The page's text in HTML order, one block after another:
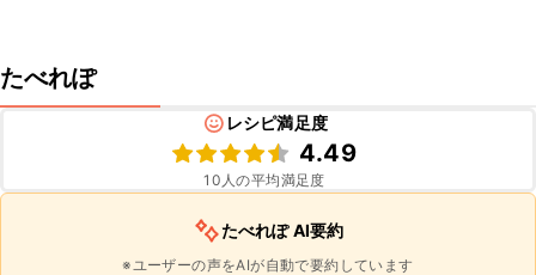
たべれぽ
レシピ満足度
4.49
10 人の平均満足度
たべれぽ AI要約
※ユーザーの声をAIが自動で要約しています